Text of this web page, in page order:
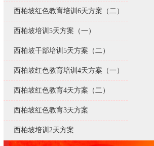
西柏坡红色教育培训6天方案（二）
西柏坡培训5天方案（一）
西柏坡干部培训5天方案（二）
西柏坡红色教育培训4天方案（一）
西柏坡红色教育4天方案（二）
西柏坡红色教育3天方案
西柏坡培训2天方案